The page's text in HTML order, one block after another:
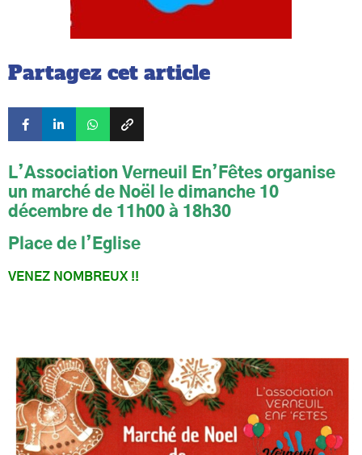
Partagez cet article
L’Association Verneuil En’Fêtes organise
un marché de Noël le dimanche 10
décembre de 11h00 à 18h30
Place de l’Eglise
VENEZ NOMBREUX !!